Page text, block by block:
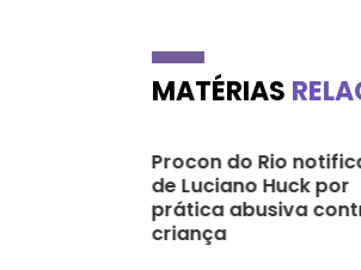
MATÉRIAS
Procon do Rio
de Luciano Huck por
prática abusiva
criança